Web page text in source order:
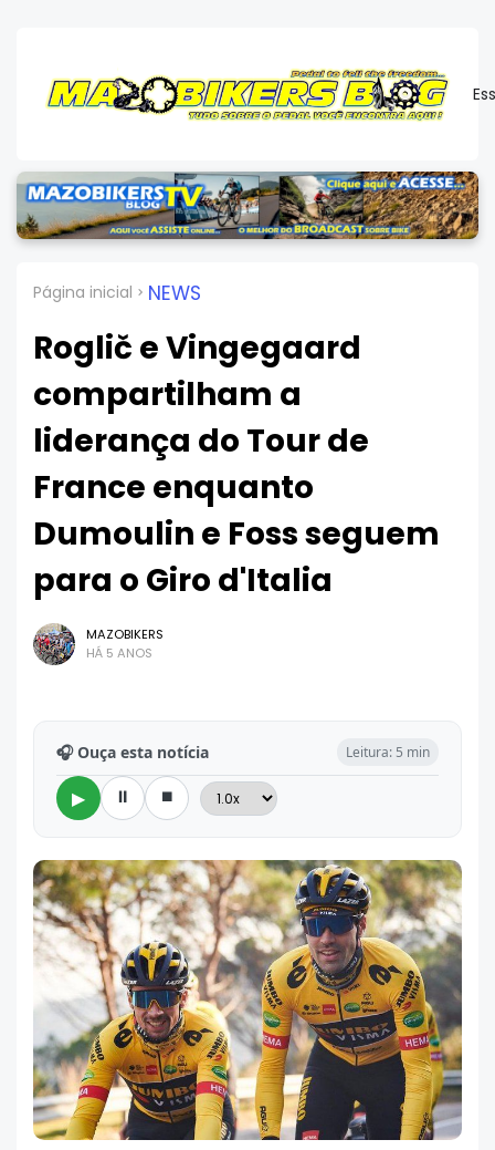
Página inicial NEWS
Roglič e Vingegaard
compartilham a
liderança do Tour de
France enquanto
Dumoulin e Foss seguem
para o Giro d'Italia
MAZOBIKERS
HÁ 5 ANOS
🎧 Ouça esta notícia Leitura: 5 min
▶ ⏸ ⏹